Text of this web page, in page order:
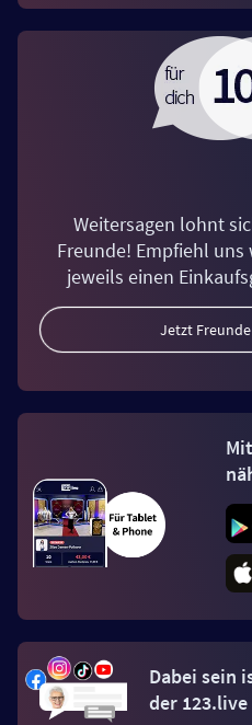
Weitersagen lohnt
Freunde! Empfiehl
jeweils einen
Jetzt
Dabei sein
der